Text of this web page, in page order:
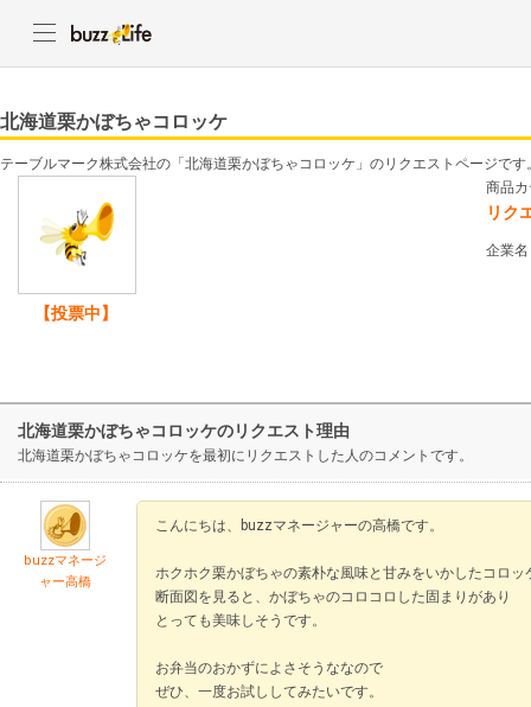
北海道栗かぼちゃコロッケ
テーブルマーク株式会社の「北海道栗かぼちゃコロッケ」のリクエストページです
【投票中】
商品
リク
企業
北海道栗かぼちゃコロッケのリクエスト理由
北海道栗かぼちゃコロッケを最初にリクエストした人のコメントです。
buzzマネージ
ャー高橋
こんにちは、buzzマネージャーの高橋です。
ホクホク栗かぼちゃの素朴な風味と甘みをいかしたコロッ
断面図を見ると、かぼちゃのコロコロした固まりがあり
とっても美味しそうです。
お弁当のおかずによさそうななので
ぜひ、一度お試ししてみたいです。